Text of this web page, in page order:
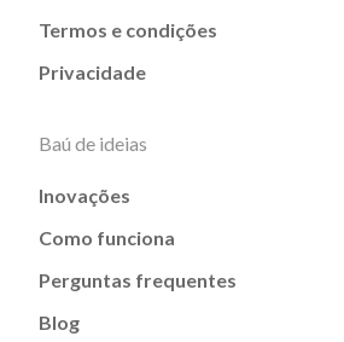
Termos e condições
Privacidade
Baú de ideias
Inovações
Como funciona
Perguntas frequentes
Blog